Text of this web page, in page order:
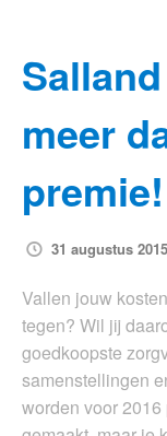
meer
premie!
31 augustus 2015
Vallen jouw
tegen? Wil jij
goedkoopste
samenstellingen
worden voor